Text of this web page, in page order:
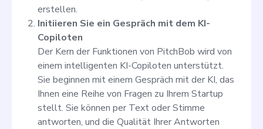
erstellen.
Initiieren Sie ein Gespräch mit dem KI-
Copiloten
Der Kern der Funktionen von PitchBob wird von
einem intelligenten KI-Copiloten unterstützt.
Sie beginnen mit einem Gespräch mit der KI, das
Ihnen eine Reihe von Fragen zu Ihrem Startup
stellt. Sie können per Text oder Stimme
antworten, und die Qualität Ihrer Antworten